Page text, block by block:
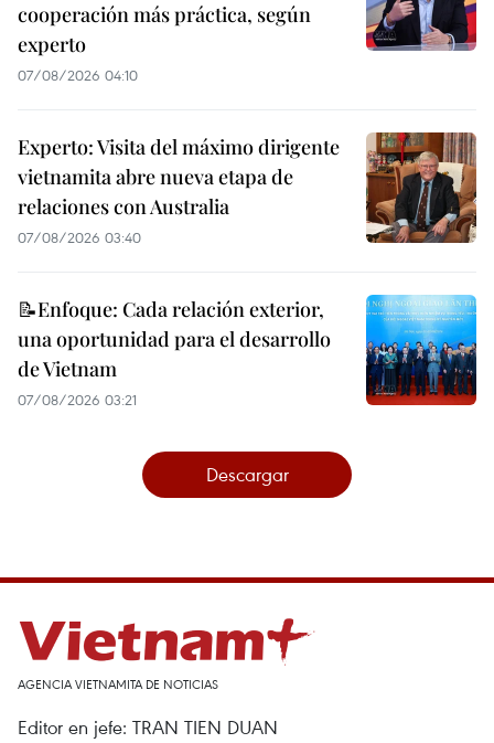
cooperación más práctica, según
experto
07/08/2026 04:10
Experto: Visita del máximo dirigente
vietnamita abre nueva etapa de
relaciones con Australia
07/08/2026 03:40
📝Enfoque: Cada relación exterior,
una oportunidad para el desarrollo
de Vietnam
07/08/2026 03:21
Descargar
AGENCIA VIETNAMITA DE NOTICIAS
Editor en jefe: TRAN TIEN DUAN